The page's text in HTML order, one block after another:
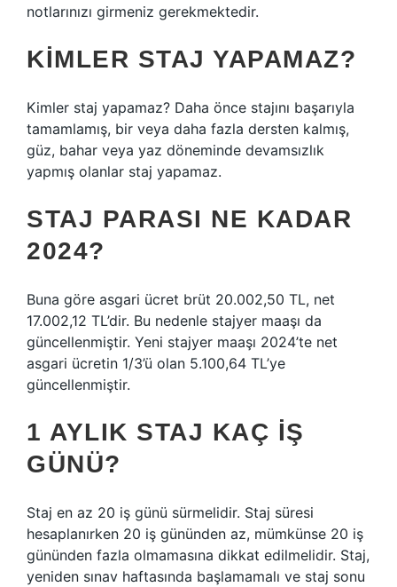
notlarınızı girmeniz gerekmektedir.
KIMLER STAJ YAPAMAZ?
Kimler staj yapamaz? Daha önce stajını başarıyla
tamamlamış, bir veya daha fazla dersten kalmış,
güz, bahar veya yaz döneminde devamsızlık
yapmış olanlar staj yapamaz.
STAJ PARASI NE KADAR
2024?
Buna göre asgari ücret brüt 20.002,50 TL, net
17.002,12 TL’dir. Bu nedenle stajyer maaşı da
güncellenmiştir. Yeni stajyer maaşı 2024’te net
asgari ücretin 1/3’ü olan 5.100,64 TL’ye
güncellenmiştir.
1 AYLIK STAJ KAÇ IŞ
GÜNÜ?
Staj en az 20 iş günü sürmelidir. Staj süresi
hesaplanırken 20 iş gününden az, mümkünse 20 iş
gününden fazla olmamasına dikkat edilmelidir. Staj,
yeniden sınav haftasında başlamamalı ve staj sonu